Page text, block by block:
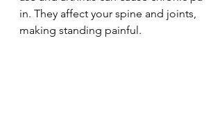
in. They affect your spine and joints,
making standing painful.